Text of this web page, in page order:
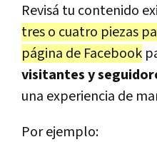
Revisá tu contenido
tres o cuatro piezas
página de Facebook
visitantes y
una experiencia de
Por ejemplo: